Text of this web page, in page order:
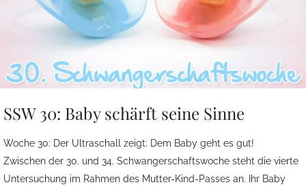
SSW 30: Baby schärft seine Sinne
Woche 30: Der Ultraschall zeigt: Dem Baby geht es gut!
Zwischen der 30. und 34. Schwangerschaftswoche steht die vierte
Untersuchung im Rahmen des Mutter-Kind-Passes an. Ihr Baby